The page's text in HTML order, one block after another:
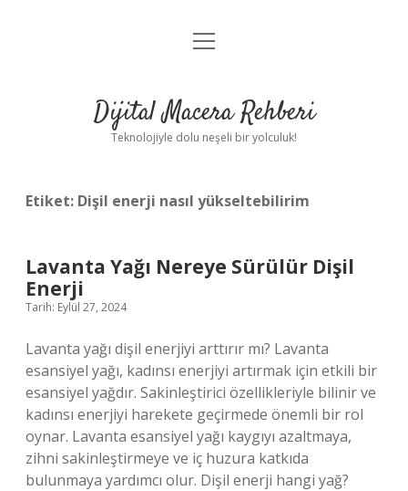
Anasayfa
Yasal Uyarı
menüyü
Dijital Macera Rehberi
Teknolojiyle dolu neşeli bir yolculuk!
Etiket: Dişil enerji nasıl yükseltebilirim
Lavanta Yağı Nereye Sürülür Dişil
Enerji
Tarih: Eylül 27, 2024
Lavanta yağı dişil enerjiyi arttırır mı? Lavanta
esansiyel yağı, kadınsı enerjiyi artırmak için etkili bir
esansiyel yağdır. Sakinleştirici özellikleriyle bilinir ve
kadınsı enerjiyi harekete geçirmede önemli bir rol
oynar. Lavanta esansiyel yağı kaygıyı azaltmaya,
zihni sakinleştirmeye ve iç huzura katkıda
bulunmaya yardımcı olur. Dişil enerji hangi yağ?